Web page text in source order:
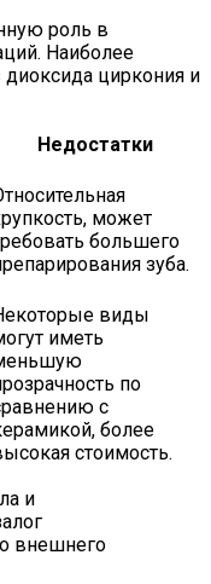
роль в
Наиболее
циркония и
Недостатки
может
большего
зуба.
виды
иметь
по
с
более
стоимость.
и
внешнего